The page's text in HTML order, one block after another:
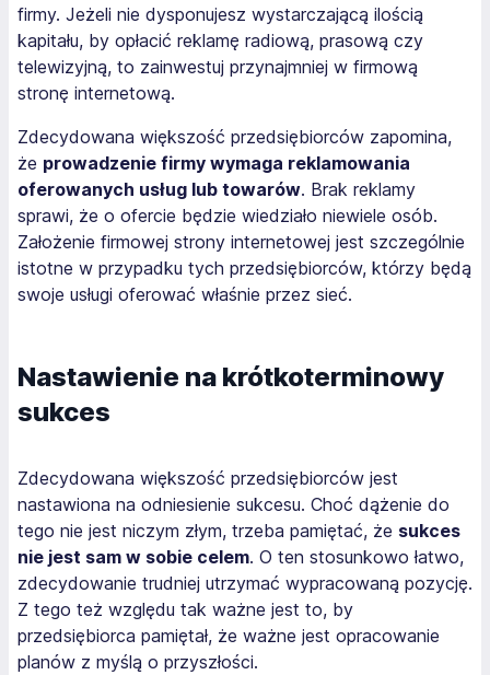
firmy. Jeżeli nie dysponujesz wystarczającą ilością
kapitału, by opłacić reklamę radiową, prasową czy
telewizyjną, to zainwestuj przynajmniej w firmową
stronę internetową.
Zdecydowana większość przedsiębiorców zapomina,
że prowadzenie firmy wymaga reklamowania
oferowanych usług lub towarów. Brak reklamy
sprawi, że o ofercie będzie wiedziało niewiele osób.
Założenie firmowej strony internetowej jest szczególnie
istotne w przypadku tych przedsiębiorców, którzy będą
swoje usługi oferować właśnie przez sieć.
Nastawienie na krótkoterminowy
sukces
Zdecydowana większość przedsiębiorców jest
nastawiona na odniesienie sukcesu. Choć dążenie do
tego nie jest niczym złym, trzeba pamiętać, że sukces
nie jest sam w sobie celem. O ten stosunkowo łatwo,
zdecydowanie trudniej utrzymać wypracowaną pozycję.
Z tego też względu tak ważne jest to, by
przedsiębiorca pamiętał, że ważne jest opracowanie
planów z myślą o przyszłości.